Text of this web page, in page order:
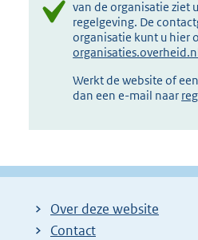
van de organisatie ziet
regelgeving. De
organisatie kunt u hier
Werkt de website of
dan een e-mail naar
Over deze website
Contact